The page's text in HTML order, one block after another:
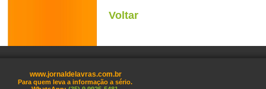
Voltar
www.jornaldelavras.com.br
Para quem leva a informação a sério.